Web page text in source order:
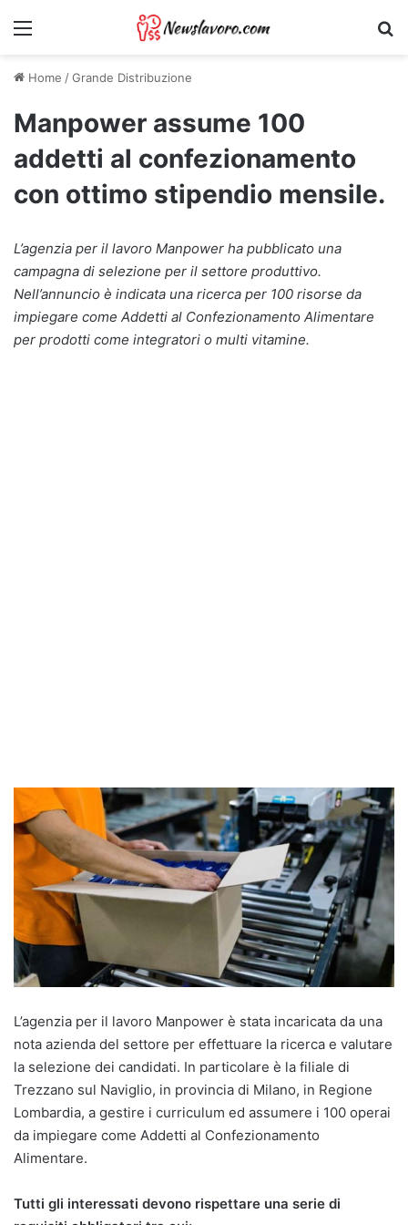
Menu
Home /Grande Distribuzione
Manpower assume 100
addetti al confezionamento
con ottimo stipendio mensile.
L’agenzia per il lavoro Manpower ha pubblicato una
campagna di selezione per il settore produttivo.
Nell’annuncio è indicata una ricerca per 100 risorse da
impiegare come Addetti al Confezionamento Alimentare
per prodotti come integratori o multi vitamine.
L’agenzia per il lavoro Manpower è stata incaricata da una
nota azienda del settore per effettuare la ricerca e valutare
la selezione dei candidati. In particolare è la filiale di
Trezzano sul Naviglio, in provincia di Milano, in Regione
Lombardia, a gestire i curriculum ed assumere i 100 operai
da impiegare come Addetti al Confezionamento
Alimentare.
Tutti gli interessati devono rispettare una serie di